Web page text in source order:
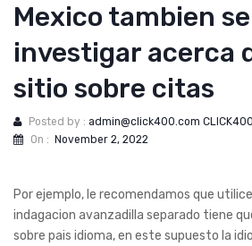
Mexico tambien
investigar acerca
sitio sobre citas
Posted by : admin@click400.com CLICK400
On : November 2, 2022
Por ejemplo, le recomendamos que
indagacion avanzadilla separado tiene
sobre pais idioma, en este supuesto la